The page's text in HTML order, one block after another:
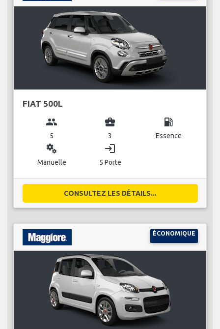
FIAT 500L
group
5
business_center
3
local_gas_station
Essence
miscellaneous_services
Manuelle
login
5 Porte
CONSULTEZ LES DÉTAILS...
ÉCONOMIQUE